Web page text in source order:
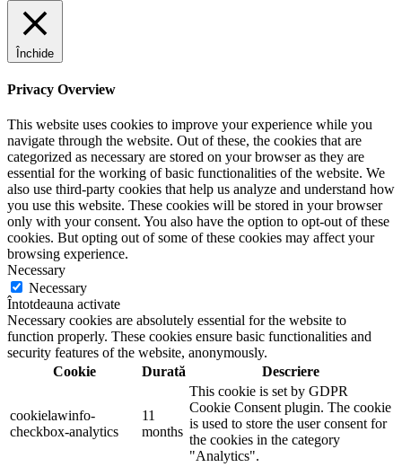
Închide
Privacy Overview
This website uses cookies to improve your experience while you
navigate through the website. Out of these, the cookies that are
categorized as necessary are stored on your browser as they are
essential for the working of basic functionalities of the website. We
also use third-party cookies that help us analyze and understand how
you use this website. These cookies will be stored in your browser
only with your consent. You also have the option to opt-out of these
cookies. But opting out of some of these cookies may affect your
browsing experience.
Necessary
Necessary
Întotdeauna activate
Necessary cookies are absolutely essential for the website to
function properly. These cookies ensure basic functionalities and
security features of the website, anonymously.
Cookie
Durată Descriere
cookielawinfo-
checkbox-analytics
11
months
This cookie is set by GDPR
Cookie Consent plugin. The cookie
is used to store the user consent for
the cookies in the category
"Analytics".